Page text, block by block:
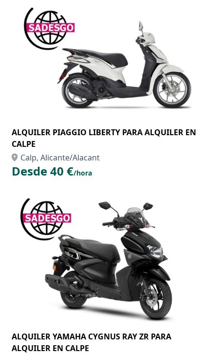
ALQUILER PIAGGIO LIBERTY PARA ALQUILER EN
CALPE
Calp, Alicante/Alacant
Desde 40 €/hora
ALQUILER YAMAHA CYGNUS RAY ZR PARA
ALQUILER EN CALPE